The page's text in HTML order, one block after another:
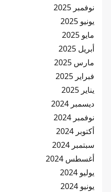
نوفمبر 2025
يونيو 2025
مايو 2025
أبريل 2025
مارس 2025
فبراير 2025
يناير 2025
ديسمبر 2024
نوفمبر 2024
أكتوبر 2024
سبتمبر 2024
أغسطس 2024
يوليو 2024
يونيو 2024